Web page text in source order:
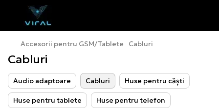
Accesorii pentru GSM/Tablete Cabluri
Cabluri
Audio adaptoare Cabluri Huse pentru căști
Huse pentru tablete Huse pentru telefon